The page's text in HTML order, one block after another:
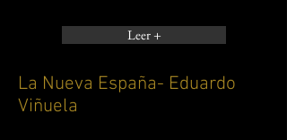
Leer +
La Nueva España- Eduardo
Viñuela